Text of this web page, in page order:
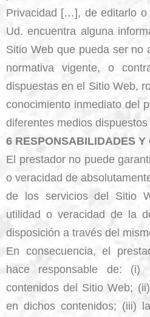
Privacidad […], de editarlo o
Ud. encuentra alguna
Sitio Web que pueda ser no
normativa vigente, o
dispuestas en el Sitio Web,
conocimiento inmediato del
diferentes medios
6 RESPONSABILIDADES Y
El prestador no puede
o veracidad de
de los servicios del Sitio
utilidad o veracidad de la
disposición a través del
En consecuencia, el
hace responsable de: (i)
contenidos del Sitio Web;
en dichos contenidos; (iii)